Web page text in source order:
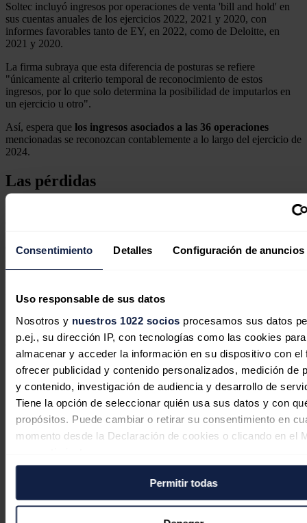
Consentimiento Detalles Configuración de anuncios
Uso responsable de sus datos
Nosotros y nuestros 1022 socios procesamos sus datos
p.ej., su dirección IP, con tecnologías como las cookies para
almacenar y acceder la información en su dispositivo con el
ofrecer publicidad y contenido personalizados, medición de
y contenido, investigación de audiencia y desarrollo de
Tiene la opción de seleccionar quién usa sus datos y con
propósitos. Puede cambiar o retirar su consentimiento en
momento desde la Declaración de cookies o clicando en el
Si lo permite, también quisiéramos:
Recopilar información sobre su ubicación geográfica
puede tener una precisión de varios metros
Permitir todas
Soltec incluyó ingresos por operaciones de venta 'bill and hold' en
sus cuentas anuales de los ejercicios 2022, 2021 y 2020, con
informes favorables tanto de EY, en 2022, como de Deloitte, en
2021 y 2020.
La firma subraya que esta diferencia de posturas se refiere
"únicamente al criterio temporal de reconocimiento de estos
ingresos, por lo que solo determina la posibilidad de imputarlos en
un ejercicio u otro".
Así, espera que los ingresos asociados a las 36 operaciones
mencionadas se reconozcan contablemente a lo largo del ejercicio de
2024.
Las pérdidas
En cuanto a las cuentas anuales formuladas para el ejercicio 2023 y
consolidados, un resultado bruto de explotación (Ebitda)
ajustado de 10,4 millones de euros a nivel consolidado y unas
pérdidas netas de 23,4 millones de euros
febrero.
Por otra parte, durante los tres primeros meses de 2024, Soltec ha
firmado contratos por valor de 101,9 millones de euros, que
equivalen a 1.126 megavatios (MW).
Noticias relacionadas
La CNMV multa a Soltec con 190.000
euros por difundir información
incorrecta sobre sus resultados de
2023